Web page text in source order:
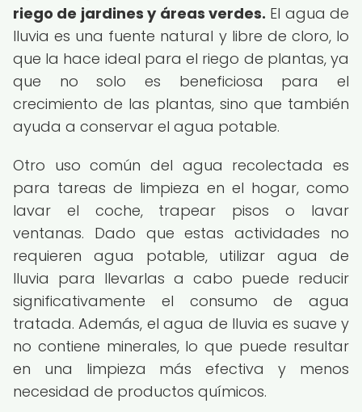
riego de jardines y áreas verdes. El agua de
lluvia es una fuente natural y libre de cloro, lo
que la hace ideal para el riego de plantas, ya
que no solo es beneficiosa para el
crecimiento de las plantas, sino que también
ayuda a conservar el agua potable.
Otro uso común del agua recolectada es
para tareas de limpieza en el hogar, como
lavar el coche, trapear pisos o lavar
ventanas. Dado que estas actividades no
requieren agua potable, utilizar agua de
lluvia para llevarlas a cabo puede reducir
significativamente el consumo de agua
tratada. Además, el agua de lluvia es suave y
no contiene minerales, lo que puede resultar
en una limpieza más efectiva y menos
necesidad de productos químicos.